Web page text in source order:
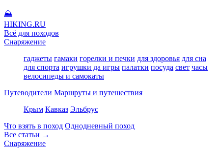
⛰
HIKING.RU
Всё для походов
Снаряжение
гаджеты гамаки горелки и печки для здоровья для сна
для спорта игрушки да игры палатки посуда свет часы
велосипеды и самокаты
Путеводители Маршруты и путешествия
Крым Кавказ Эльбрус
Что взять в поход Однодневный поход
Все статьи →
Снаряжение